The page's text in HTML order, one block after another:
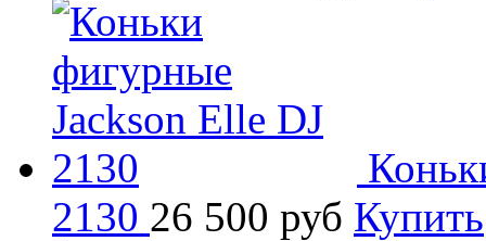
2130 26 500 руб Купить